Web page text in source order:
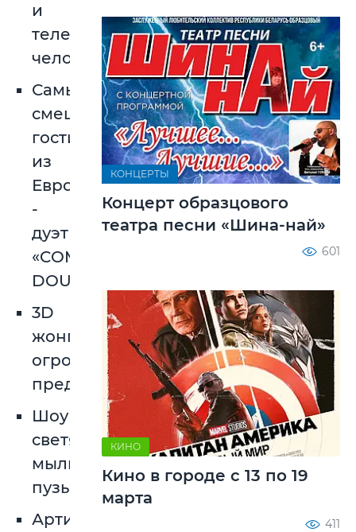
и
телепортация
человека»;
Самые
смешные
гости
из
Европы
-
дуэт
«COMEDY
DOUBLE»;
3D
жонглеры
огромными
предметами;
Шоу
светящихся
мыльных
пузырей;
Артист
КОНЦЕРТЫ
Концерт образцового
театра песни «Шина-най»
601
КИНО
Кино в городе с 13 по 19
марта
411